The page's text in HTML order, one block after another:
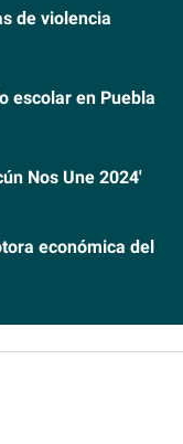
de violencia
escolar en Puebla
Nos Une 2024'
económica del